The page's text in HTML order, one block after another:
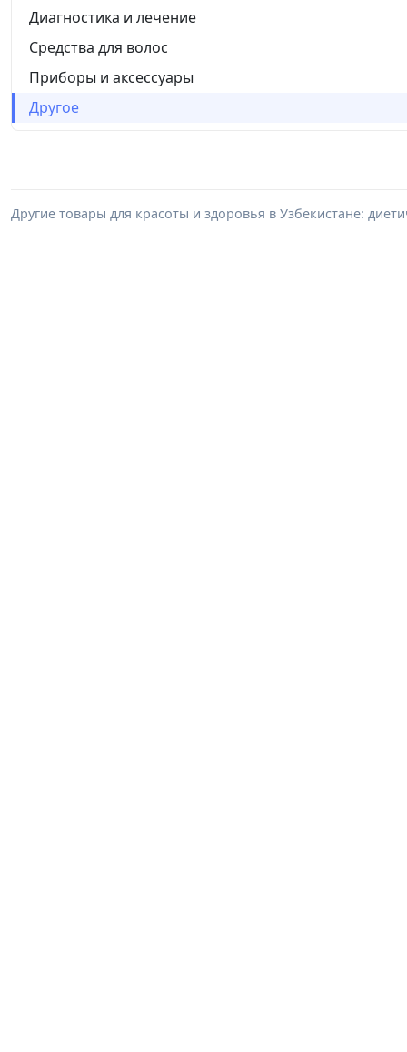
Диагностика и лечение
Средства для волос
Приборы и аксессуары
Другое
Другие товары для красоты и здоровья в Узбекистане: